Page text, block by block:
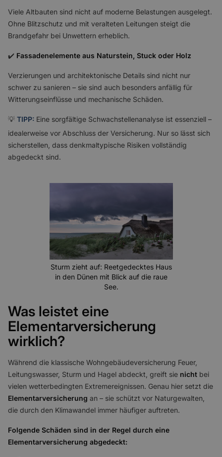
Viele Altbauten sind nicht auf moderne Belastungen ausgelegt.
Ohne Blitzschutz und mit veralteten Leitungen steigt die
Brandgefahr bei Unwettern erheblich.
✔️ Fassadenelemente aus Naturstein, Stuck oder Holz
Verzierungen und architektonische Details sind nicht nur
schwer zu sanieren – sie sind auch besonders anfällig für
Witterungseinflüsse und mechanische Schäden.
💡 TIPP: Eine sorgfältige Schwachstellenanalyse ist essenziell –
idealerweise vor Abschluss der Versicherung. Nur so lässt sich
sicherstellen, dass denkmaltypische Risiken vollständig
abgedeckt sind.
Sturm zieht auf: Reetgedecktes Haus
in den Dünen mit Blick auf die raue
See.
Was leistet eine
Elementarversicherung
wirklich?
Während die klassische Wohngebäudeversicherung Feuer,
Leitungswasser, Sturm und Hagel abdeckt, greift sie nicht bei
vielen wetterbedingten Extremereignissen. Genau hier setzt die
Elementarversicherung an – sie schützt vor Naturgewalten,
die durch den Klimawandel immer häufiger auftreten.
Folgende Schäden sind in der Regel durch eine
Elementarversicherung abgedeckt: